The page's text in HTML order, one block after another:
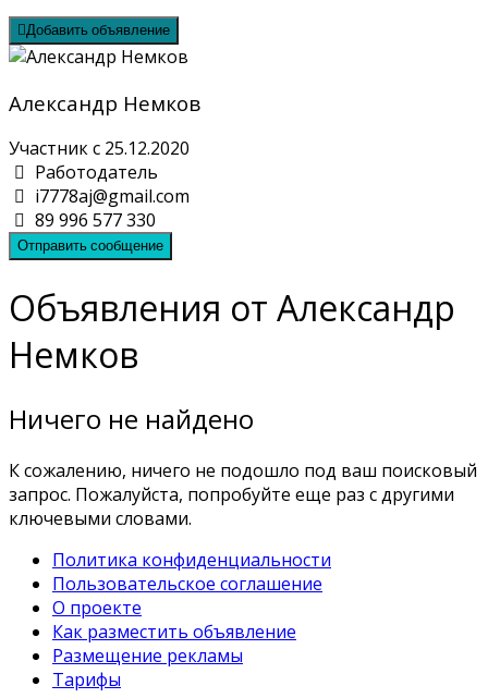
Добавить объявление
Александр Немков
Участник с 25.12.2020
Работодатель
i7778aj@gmail.com
89 996 577 330
Отправить сообщение
Объявления от Александр
Немков
Ничего не найдено
К сожалению, ничего не подошло под ваш поисковый
запрос. Пожалуйста, попробуйте еще раз с другими
ключевыми словами.
Политика конфиденциальности
Пользовательское соглашение
О проекте
Как разместить объявление
Размещение рекламы
Тарифы